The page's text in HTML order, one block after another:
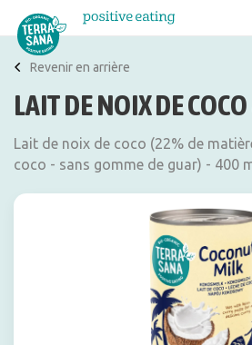
À propos de nous
Blog
FAQ
Revenir en arrière
LAIT DE NOIX DE
Lait de noix de coco (22% de
coco - sans gomme de guar) - 400